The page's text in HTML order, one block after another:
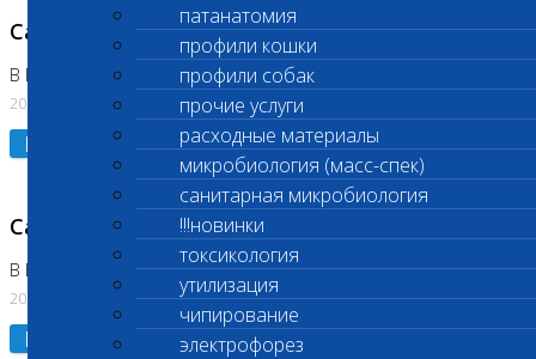
патанатомия
профили кошки
профили собак
прочие услуги
расходные материалы
микробиология (масс-спек)
санитарная микробиология
!!!новинки
токсикология
утилизация
чипирование
электрофорез
Санитарные дни
В Коломне 24.07.2026 и 28.07.2026
20.07.2026
Подробнее
Санитарный день
В Бутово 21.07.2026
20.07.2026
Подробнее